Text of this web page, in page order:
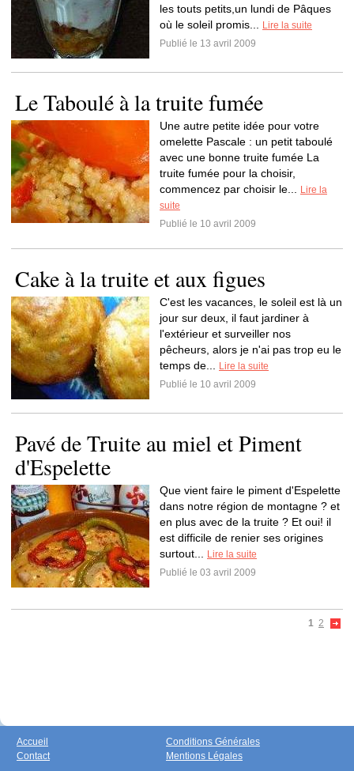
les touts petits,un lundi de Pâques
où le soleil promis...
Lire la suite
Publié le 13 avril 2009
Le Taboulé à la truite fumée
Une autre petite idée pour votre
omelette Pascale : un petit taboulé
avec une bonne truite fumée La
truite fumée pour la choisir,
commencez par choisir le...
Lire la
suite
Publié le 10 avril 2009
Cake à la truite et aux figues
C'est les vacances, le soleil est là un
jour sur deux, il faut jardiner à
l'extérieur et surveiller nos
pêcheurs, alors je n'ai pas trop eu le
temps de...
Lire la suite
Publié le 10 avril 2009
Pavé de Truite au miel et Piment
d'Espelette
Que vient faire le piment d'Espelette
dans notre région de montagne ? et
en plus avec de la truite ? Et oui! il
est difficile de renier ses origines
surtout...
Lire la suite
Publié le 03 avril 2009
1 2
Accueil
Contact
Conditions Générales
Mentions Légales